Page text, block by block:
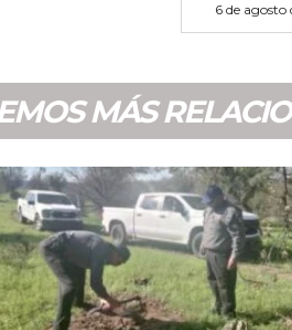
6 de agosto
MÁS